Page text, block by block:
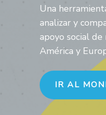
Una
analizar y
apoyo social
América y
IR AL